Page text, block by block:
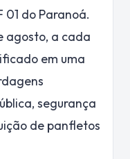
01 do Paranoá.
agosto, a cada
em uma
segurança
de panfletos